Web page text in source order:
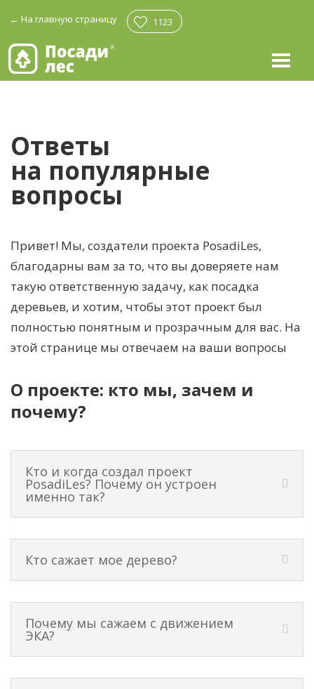
← На главную страницу 1123
Ответы
на популярные
вопросы
Привет! Мы, создатели проекта PosadiLes,
благодарны вам за то, что вы доверяете нам
такую ответственную задачу, как посадка
деревьев, и хотим, чтобы этот проект был
полностью понятным и прозрачным для вас. На
этой странице мы отвечаем на ваши вопросы
О проекте: кто мы, зачем и
почему?
Кто и когда создал проект
PosadiLes? Почему он устроен
именно так?
Кто сажает мое дерево?
Почему мы сажаем с движением
ЭКА?